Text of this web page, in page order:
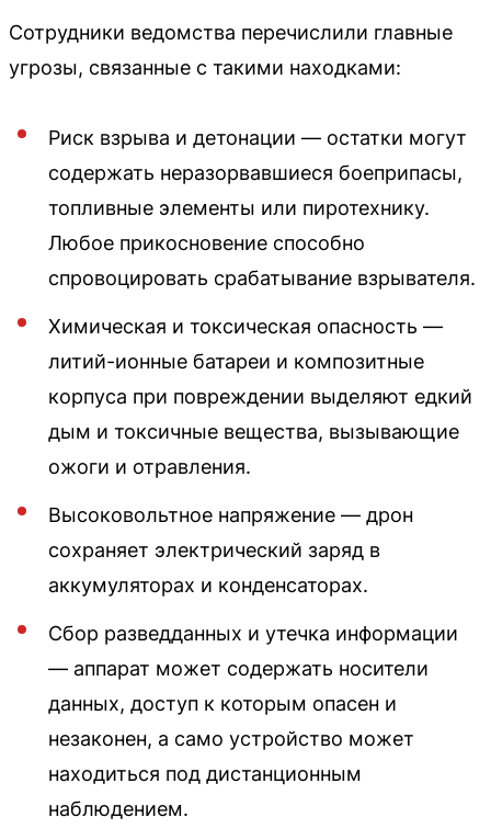
Сотрудники ведомства перечислили главные
угрозы, связанные с такими находками:
Риск взрыва и детонации — остатки могут
содержать неразорвавшиеся боеприпасы,
топливные элементы или пиротехнику.
Любое прикосновение способно
спровоцировать срабатывание взрывателя.
Химическая и токсическая опасность —
литий-ионные батареи и композитные
корпуса при повреждении выделяют едкий
дым и токсичные вещества, вызывающие
ожоги и отравления.
Высоковольтное напряжение — дрон
сохраняет электрический заряд в
аккумуляторах и конденсаторах.
Сбор разведданных и утечка информации
— аппарат может содержать носители
данных, доступ к которым опасен и
незаконен, а само устройство может
находиться под дистанционным
наблюдением.